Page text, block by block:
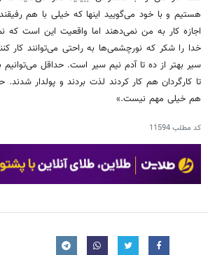
هستیم و با خود می‌گویید اینها که خیلی با هم
اجازه کار به من نمی‌دهند اما واقعیت این است که
خدا را شکر که نورچشمی‌ها به راحتی می‌توانند کار
سیر بهتر از ده تا آدم نیم سیر است. حداقل
تا کارگردان هم کار کردند لذت بردند و پولدار شدند.
هم خیلی مهم نیست.»
کد مطلب11594